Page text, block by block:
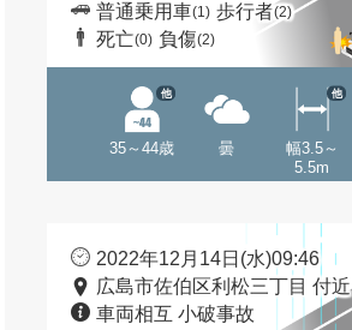
普通乗用車(1) 歩行者(2)
死亡(0) 負傷(2)
35～44歳
他
曇
幅3.5～
5.5m
他
2022年12月14日(水)09:46
広島市佐伯区利松三丁目 付近
車両相互 小破事故